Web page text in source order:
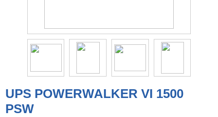
UPS POWERWALKER VI 1500
PSW